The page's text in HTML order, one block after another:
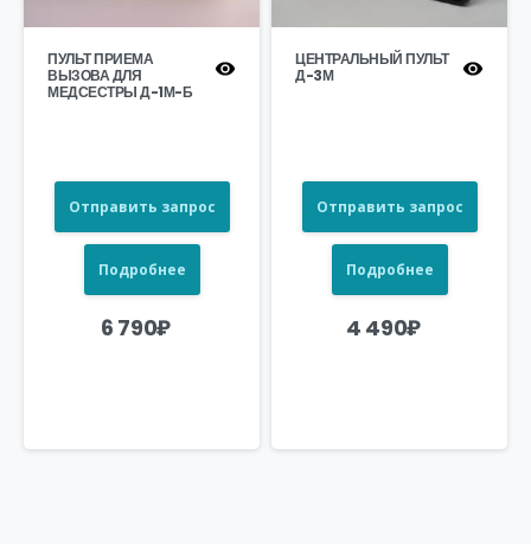
ПУЛЬТ ПРИЕМА
ВЫЗОВА ДЛЯ
МЕДСЕСТРЫ Д-1М-Б
Отправить запрос
Подробнее
6 790₽
ЦЕНТРАЛЬНЫЙ ПУЛЬТ
Д-3М
Отправить запрос
Подробнее
4 490₽